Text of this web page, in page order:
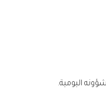
اليومية.